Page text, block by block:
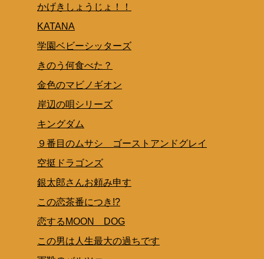
かげきしょうじょ！！
KATANA
学園ベビーシッターズ
きのう何食べた？
金色のマビノギオン
岸辺の唄シリーズ
キングダム
９番目のムサシ ゴーストアンドグレイ
空挺ドラゴンズ
銀太郎さんお頼み申す
この恋茶番につき!?
恋するMOON DOG
この男は人生最大の過ちです